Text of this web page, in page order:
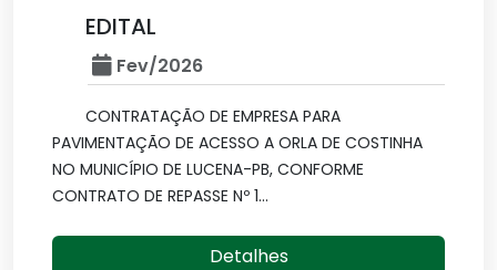
EDITAL
Fev/2026
CONTRATAÇÃO DE EMPRESA PARA
PAVIMENTAÇÃO DE ACESSO A ORLA DE COSTINHA
NO MUNICÍPIO DE LUCENA-PB, CONFORME
CONTRATO DE REPASSE Nº 1...
Detalhes